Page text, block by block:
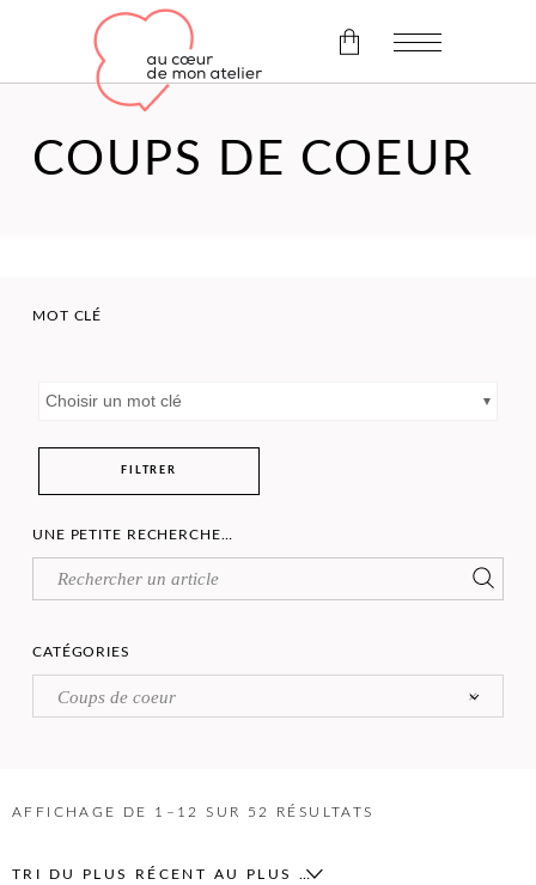
Il n'y a pas d'article dans le
panier.
COUPS DE COEUR
MOT CLÉ
Choisir un mot clé
FILTRER
UNE PETITE RECHERCHE…
CATÉGORIES
×
Coups de coeur
AFFICHAGE DE 1–12 SUR 52 RÉSULTATS
TRI DU PLUS RÉCENT AU PLUS ANCIEN